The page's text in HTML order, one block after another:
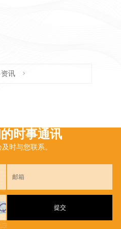
讯
时事通讯
时与您联系。
提交